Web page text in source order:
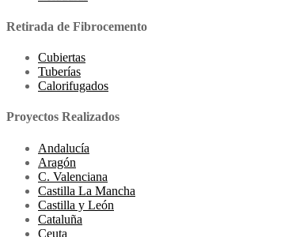
Retirada de Fibrocemento
Cubiertas
Tuberías
Calorifugados
Proyectos Realizados
Andalucía
Aragón
C. Valenciana
Castilla La Mancha
Castilla y León
Cataluña
Ceuta